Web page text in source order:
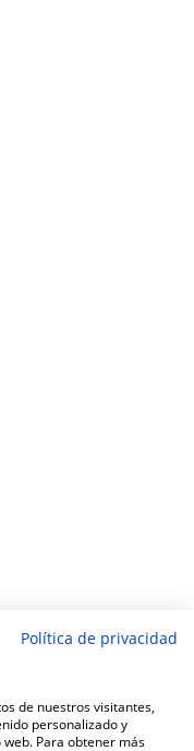
Política de privacidad
de nuestros visitantes,
personalizado y
Para obtener más